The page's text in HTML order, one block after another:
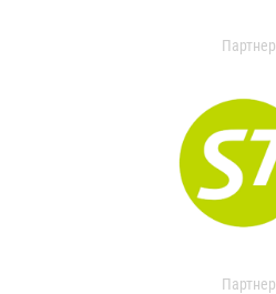
Партнер
Партнер